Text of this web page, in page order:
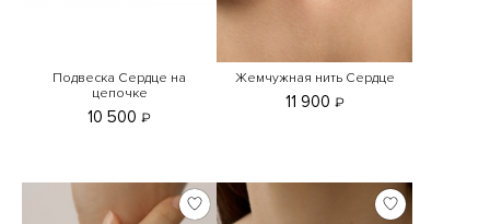
Подвеска Сердце на
цепочке
10 500₽
Жемчужная нить Сердце
11 900 ₽